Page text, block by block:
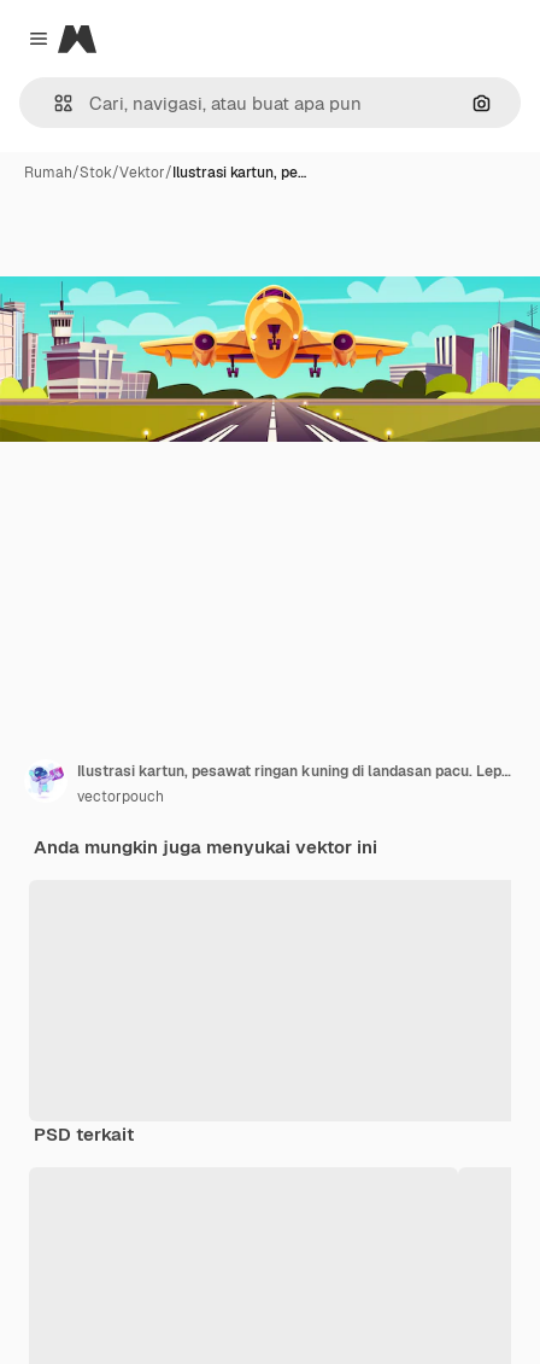
Close menu
Magnific
Rumah/Stok/Vektor/Ilustrasi kartun, pe…
Ilustrasi kartun, pesawat ringan kuning di landasan pacu. Lepas landas atau mendarat pesawat terbang
vectorpouch
Anda mungkin juga menyukai vektor ini
PSD terkait